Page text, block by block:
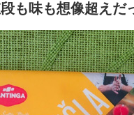
も味も想像超えだ